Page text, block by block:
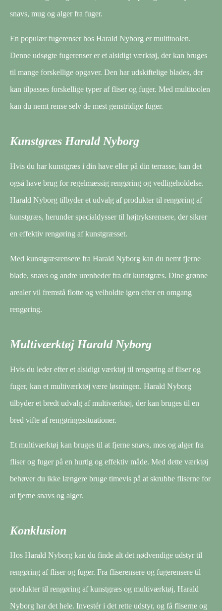
snavs, mug og alger fra fuger.
En populær fugerenser hos Harald Nyborg er multitoolen.
Denne udsøgte fugerenser er et alsidigt værktøj, der kan bruges
til mange forskellige opgaver. Den har udskiftelige blades, der
kan tilpasses forskellige typer af fliser og fuger. Med multitoolen
kan du nemt rense selv de mest genstridige fuger.
Kunstgræs Harald Nyborg
Hvis du har kunstgræs i din have eller på din terrasse, kan det
også have brug for regelmæssig rengøring og vedligeholdelse.
Harald Nyborg tilbyder et udvalg af produkter til rengøring af
kunstgræs, herunder specialdysser til højtryksrensere, der sikrer
en effektiv rengøring af kunstgræsset.
Med kunstgræsrensere fra Harald Nyborg kan du nemt fjerne
blade, snavs og andre urenheder fra dit kunstgræs. Dine grønne
arealer vil fremstå flotte og velholdte igen efter en omgang
rengøring.
Multiværktøj Harald Nyborg
Hvis du leder efter et alsidigt værktøj til rengøring af fliser og
fuger, kan et multiværktøj være løsningen. Harald Nyborg
tilbyder et bredt udvalg af multiværktøj, der kan bruges til en
bred vifte af rengøringssituationer.
Et multiværktøj kan bruges til at fjerne snavs, mos og alger fra
fliser og fuger på en hurtig og effektiv måde. Med dette værktøj
behøver du ikke længere bruge timevis på at skrubbe fliserne for
at fjerne snavs og alger.
Konklusion
Hos Harald Nyborg kan du finde alt det nødvendige udstyr til
rengøring af fliser og fuger. Fra fliserensere og fugerensere til
produkter til rengøring af kunstgræs og multiværktøj, Harald
Nyborg har det hele. Investér i det rette udstyr, og få fliserne og